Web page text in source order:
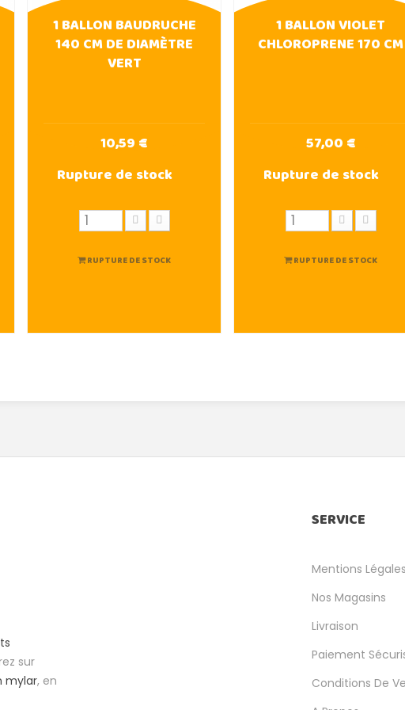
1 BALLON BAUDRUCHE
140 CM DE DIAMÈTRE
VERT
10,59 €
Rupture de stock
RUPTURE DE STOCK
1 BALLON VIOLET
CHLOROPRENE 170 CM
57,00 €
Rupture de stock
RUPTURE DE STOCK
sur
mylar, en
SERVICE
Mentions Légales
Nos Magasins
Livraison
Paiement
Conditions De